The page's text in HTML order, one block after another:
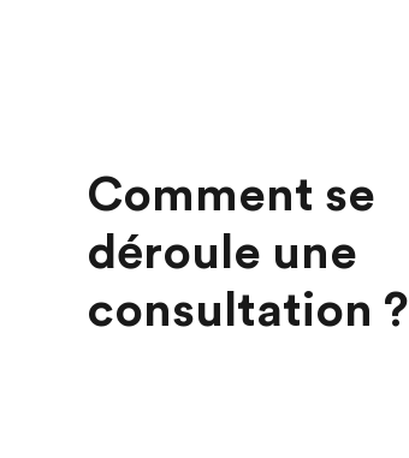
Comment se
déroule une
consultation ?